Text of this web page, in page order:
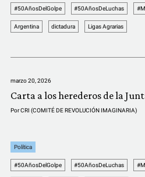
#50AñosDelGolpe #50AñosDeLuchas
Argentina dictadura Ligas Agrarias
marzo 20, 2026
Carta a los herederos de la
PorCRI (COMITÉ DE REVOLUCIÓN IMAGINARIA)
Política
#50AñosDelGolpe #50AñosDeLuchas